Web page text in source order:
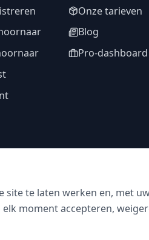
Onze tarieven
Blog
Pro-dashboard
ONS
site te laten werken en, met
moment accepteren,